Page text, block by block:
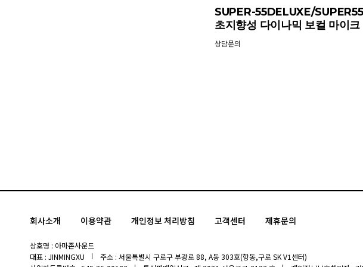
SUPER-55DELUXE/
초지향성 다이나믹 보컬 마이크
상담문의
회사소개 이용약관 개인정보 처리방침 고객센터 제휴문의
상호명 : 아마존사운드
대표 : JINMINGXU
주소 : 서울특별시 구로구 부광로 88, A동 303호(항동,구로 SK V1센터)